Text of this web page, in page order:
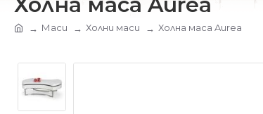
Маси Холни маси Холна маса Aurea